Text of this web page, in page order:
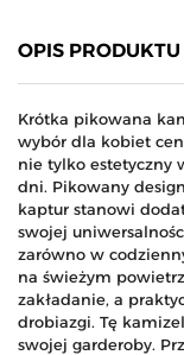
OPIS PRODUKTU
Krótka pikowana
wybór dla kobiet
nie tylko estetyczny
dni. Pikowany
kaptur stanowi
swojej
zarówno w
na świeżym
zakładanie, a
drobiazgi. Tę
swojej garderoby.